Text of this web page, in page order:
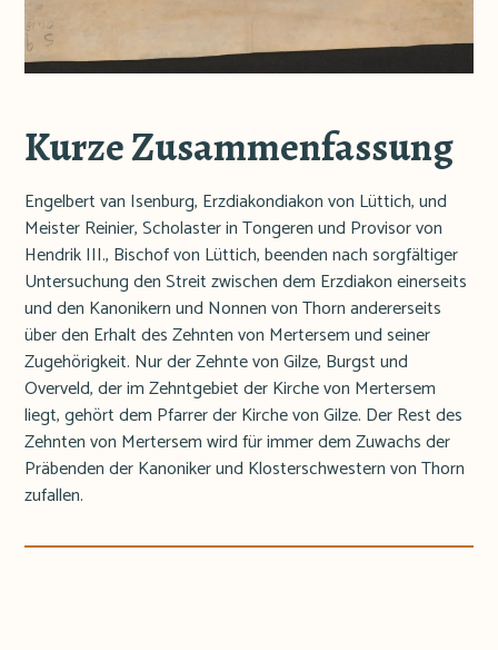
Kurze Zusammenfassung
Engelbert van Isenburg, Erzdiakondiakon von Lüttich, und
Meister Reinier, Scholaster in Tongeren und Provisor von
Hendrik III., Bischof von Lüttich, beenden nach sorgfältiger
Untersuchung den Streit zwischen dem Erzdiakon einerseits
und den Kanonikern und Nonnen von Thorn andererseits
über den Erhalt des Zehnten von Mertersem und seiner
Zugehörigkeit. Nur der Zehnte von Gilze, Burgst und
Overveld, der im Zehntgebiet der Kirche von Mertersem
liegt, gehört dem Pfarrer der Kirche von Gilze. Der Rest des
Zehnten von Mertersem wird für immer dem Zuwachs der
Präbenden der Kanoniker und Klosterschwestern von Thorn
zufallen.